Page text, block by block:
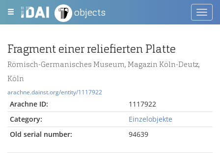
objects
Fragment einer reliefierten Platte
Römisch-Germanisches Museum, Magazin Köln-Deutz,
Köln
arachne.dainst.org/entity/1117922
Arachne ID:
1117922
Category:
Einzelobjekte
Old serial number:
94639